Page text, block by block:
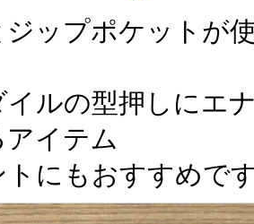
ップポケットが
ルの型押しにエ
イテム
にもおすすめで